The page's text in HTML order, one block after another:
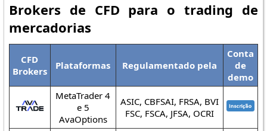
Brokers de CFD para o trading de
mercadorias
CFD
Brokers
Plataformas Regulamentado pela
Conta
de
demo
MetaTrader 4
e 5
AvaOptions
ASIC, CBFSAI, FRSA, BVI
FSC, FSCA, JFSA, OCRI